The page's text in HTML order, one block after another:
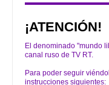
¡ATENCIÓN!
El denominado "mundo
canal ruso de TV RT.
Para poder seguir
instrucciones siguientes: